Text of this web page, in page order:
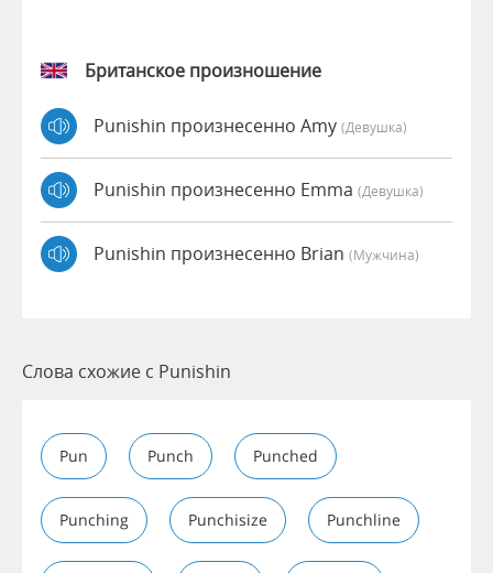
Британское произношение
Punishin произнесенно Amy (девушка)
Punishin произнесенно Emma (девушка)
Punishin произнесенно Brian (мужчина)
Слова схожие с Punishin
Pun Punch Punched
Punching Punchisize Punchline